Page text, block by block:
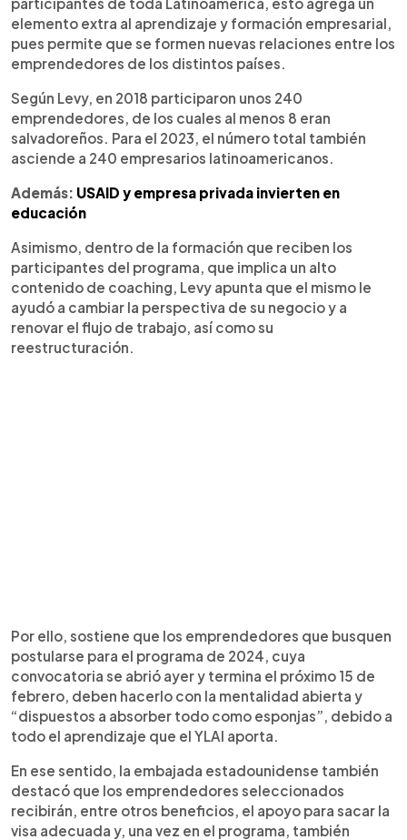
elemento extra al aprendizaje y formación empresarial,
pues permite que se formen nuevas relaciones entre los
emprendedores de los distintos países.
Según Levy, en 2018 participaron unos 240
emprendedores, de los cuales al menos 8 eran
salvadoreños. Para el 2023, el número total también
asciende a 240 empresarios latinoamericanos.
Además: USAID y empresa privada invierten en
educación
Asimismo, dentro de la formación que reciben los
participantes del programa, que implica un alto
contenido de coaching, Levy apunta que el mismo le
ayudó a cambiar la perspectiva de su negocio y a
renovar el flujo de trabajo, así como su
reestructuración.
Por ello, sostiene que los emprendedores que busquen
postularse para el programa de 2024, cuya
convocatoria se abrió ayer y termina el próximo 15 de
febrero, deben hacerlo con la mentalidad abierta y
“dispuestos a absorber todo como esponjas”, debido a
todo el aprendizaje que el YLAI aporta.
En ese sentido, la embajada estadounidense también
destacó que los emprendedores seleccionados
recibirán, entre otros beneficios, el apoyo para sacar la
visa adecuada y, una vez en el programa, también